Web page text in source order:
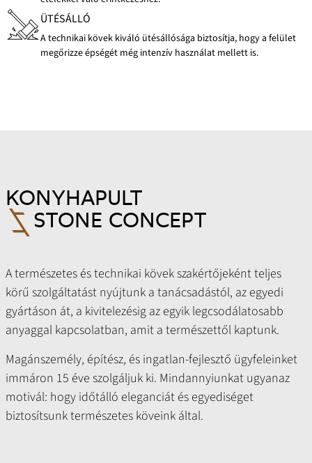
ÜTÉSÁLLÓ
A technikai kövek kiváló ütésállósága biztosítja, hogy a felület
megőrizze épségét még intenzív használat mellett is.
KONYHAPULT
STONE CONCEPT
A természetes és technikai kövek szakértőjeként teljes
körű szolgáltatást nyújtunk a tanácsadástól, az egyedi
gyártáson át, a kivitelezésig az egyik legcsodálatosabb
anyaggal kapcsolatban, amit a természettől kaptunk.
Magánszemély, építész, és ingatlan-fejlesztő ügyfeleinket
immáron 15 éve szolgáljuk ki. Mindannyiunkat ugyanaz
motivál: hogy időtálló eleganciát és egyediséget
biztosítsunk természetes köveink által.